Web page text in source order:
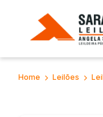
Busca por
Home Leilões